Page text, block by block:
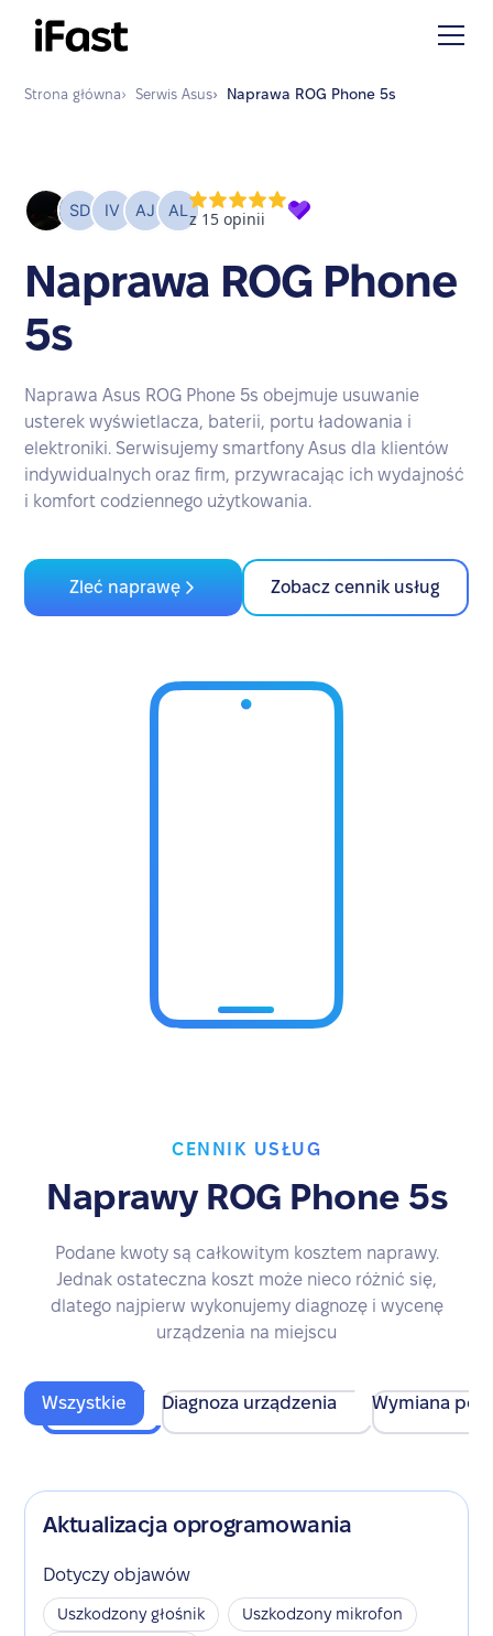
Strona główna› Serwis Asus› Naprawa ROG Phone 5s
Naprawa ROG Phone
5s
Naprawa Asus ROG Phone 5s obejmuje usuwanie
usterek wyświetlacza, baterii, portu ładowania i
elektroniki. Serwisujemy smartfony Asus dla klientów
indywidualnych oraz firm, przywracając ich wydajność
i komfort codziennego użytkowania.
Zleć naprawę Zobacz cennik usług
CENNIK USŁUG
Naprawy ROG Phone 5s
Podane kwoty są całkowitym kosztem naprawy.
Jednak ostateczna koszt może nieco różnić się,
dlatego najpierw wykonujemy diagnozę i wycenę
urządzenia na miejscu
Wszystkie Diagnoza urządzenia Wymiana
Aktualizacja oprogramowania
Dotyczy objawów
Uszkodzony głośnik
Uszkodzony mikrofon